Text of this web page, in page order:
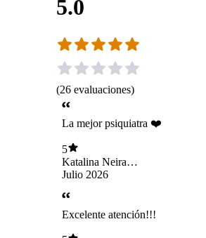
5.0
(26 evaluaciones)
La mejor psiquiatra ❤️
5
Katalina Neira
Arriagada
Julio 2026
Excelente atención!!!